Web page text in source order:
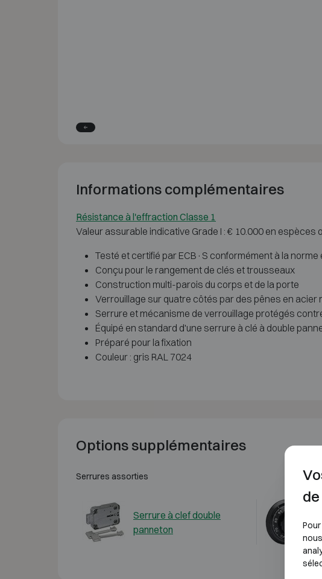
Informations complémentaires
Résistance à l'effraction Classe 1
Valeur assurable indicative Grade I : € 10.000 en espèces
Testé et certifié par ECB·S conformément à la norme
Conçu pour le rangement de clés et trousseaux
Construction multi-parois du corps et de la porte
Verrouillage sur quatre côtés par des pênes en acier
Serrure et mécanisme de verrouillage protégés
Équipé en standard d'une serrure à clé à double
Préparé pour la fixation
Couleur : gris RAL 7024
Options supplémentaires
Serrures assorties
Serrure à clef double
panneton